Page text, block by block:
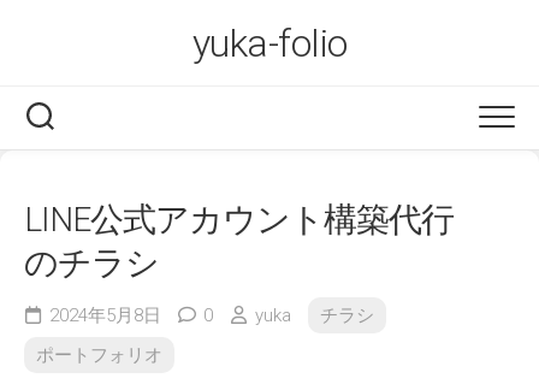
yuka-folio
LINE公式アカウント構築代行
のチラシ
2024年5月8日 0 yuka
チラシ
ポートフォリオ